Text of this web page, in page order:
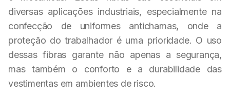
diversas aplicações industriais, especialmente na
confecção de uniformes antichamas, onde a
proteção do trabalhador é uma prioridade. O uso
dessas fibras garante não apenas a segurança,
mas também o conforto e a durabilidade das
vestimentas em ambientes de risco.